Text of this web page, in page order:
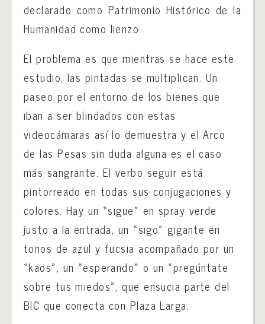
declarado como Patrimonio Histórico de la
Humanidad como lienzo.
El problema es que mientras se hace este
estudio, las pintadas se multiplican. Un
paseo por el entorno de los bienes que
iban a ser blindados con estas
videocámaras así lo demuestra y el Arco
de las Pesas sin duda alguna es el caso
más sangrante. El verbo seguir está
pintorreado en todas sus conjugaciones y
colores. Hay un «sigue» en spray verde
justo a la entrada, un «sigo» gigante en
tonos de azul y fucsia acompañado por un
«kaos», un «esperando» o un «pregúntate
sobre tus miedos», que ensucia parte del
BIC que conecta con Plaza Larga.